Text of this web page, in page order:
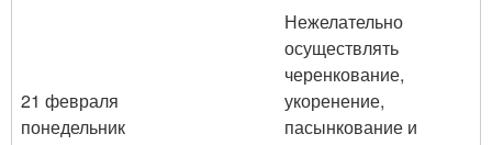
21 февраля
понедельник
Нежелательно
осуществлять
черенкование,
укоренение,
пасынкование и